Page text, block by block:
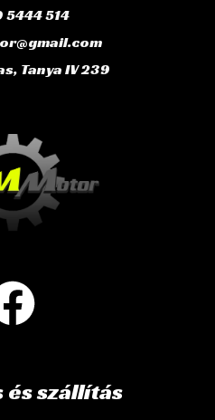
5444 514
Tanya IV 239
és szállítás